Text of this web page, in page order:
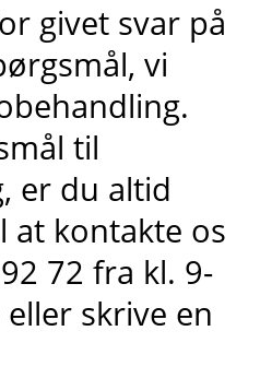
givet svar på
vi
til
er du altid
at kontakte os
72 fra kl. 9-
skrive en